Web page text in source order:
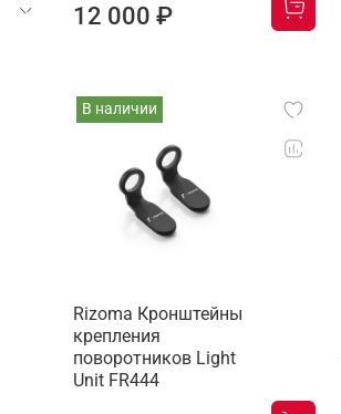
12 000 ₽
В наличии
Rizoma Кронштейны
крепления
поворотников Light
Unit FR444